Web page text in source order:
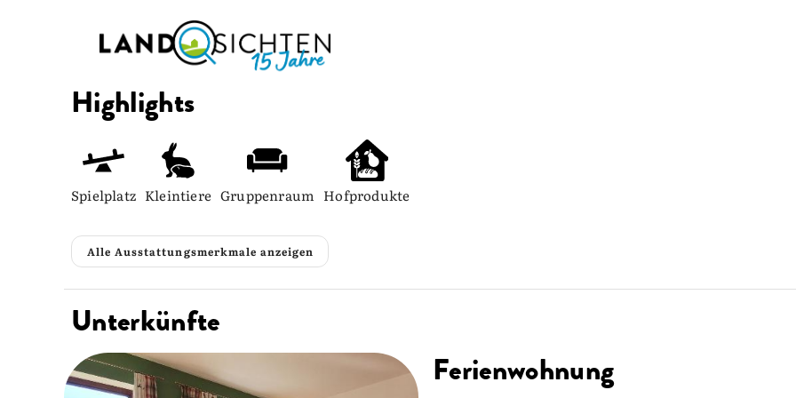
Highlights
Spielplatz Kleintiere Gruppenraum Hofprodukte
Alle Ausstattungsmerkmale anzeigen
Unterkünfte
Ferienwohnung